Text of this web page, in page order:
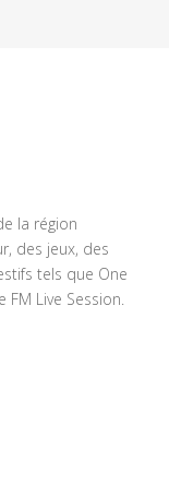
la région
des jeux, des
tels que One
Live Session.